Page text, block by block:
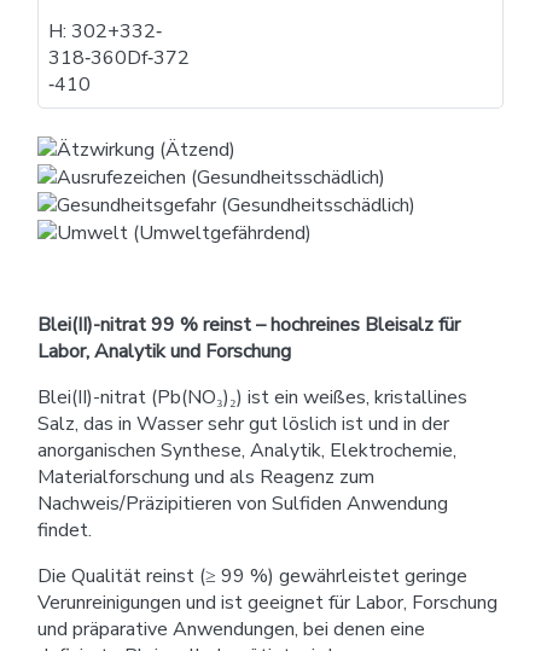
H: 302+332​‐​
318​‐​360Df​‐​372​
‐​410
Blei(II)-nitrat 99 % reinst – hochreines Bleisalz für
Labor, Analytik und Forschung
Blei(II)-nitrat (Pb(NO₃)₂) ist ein weißes, kristallines
Salz, das in Wasser sehr gut löslich ist und in der
anorganischen Synthese, Analytik, Elektrochemie,
Materialforschung und als Reagenz zum
Nachweis/Präzipitieren von Sulfiden Anwendung
findet.
Die Qualität reinst (≥ 99 %) gewährleistet geringe
Verunreinigungen und ist geeignet für Labor, Forschung
und präparative Anwendungen, bei denen eine